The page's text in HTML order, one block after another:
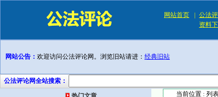
网站首页 | 公法
资料
网站公告： 欢迎访问公法评论网。浏览旧站请进： 经典旧站
公法评论网全站搜索：
当前位置 : 列